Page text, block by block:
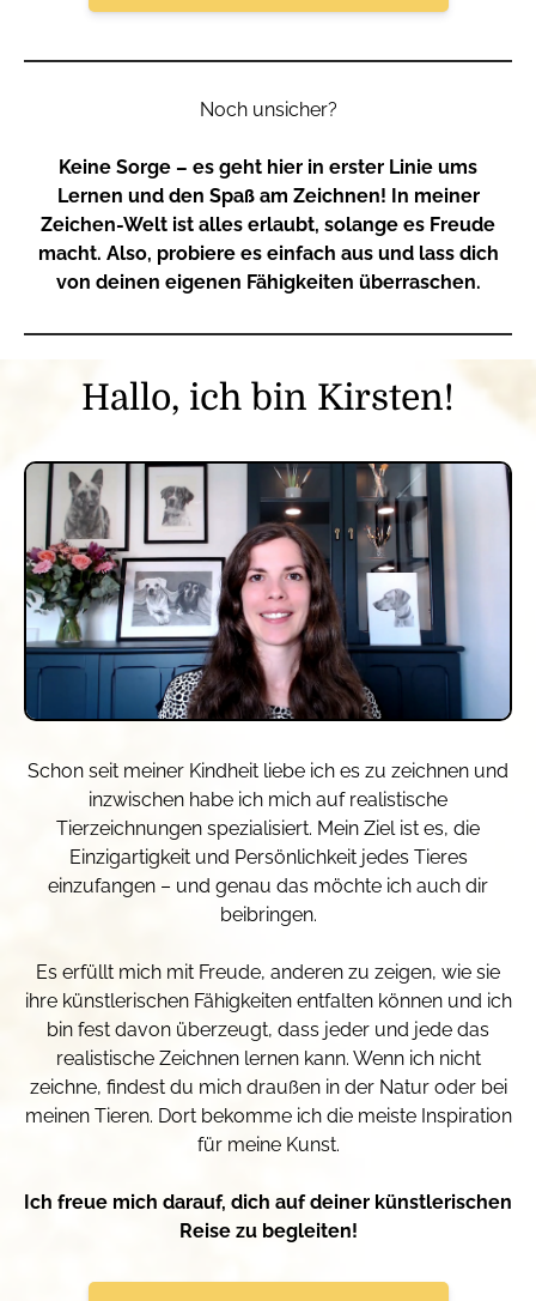
Noch unsicher?
Keine Sorge – es geht hier in erster Linie ums
Lernen und den Spaß am Zeichnen! In meiner
Zeichen-Welt ist alles erlaubt, solange es Freude
macht. Also, probiere es einfach aus und lass dich
von deinen eigenen Fähigkeiten überraschen.
Hallo, ich bin Kirsten!
Schon seit meiner Kindheit liebe ich es zu zeichnen und
inzwischen habe ich mich auf realistische
Tierzeichnungen spezialisiert. Mein Ziel ist es, die
Einzigartigkeit und Persönlichkeit jedes Tieres
einzufangen – und genau das möchte ich auch dir
beibringen.
Es erfüllt mich mit Freude, anderen zu zeigen, wie sie
ihre künstlerischen Fähigkeiten entfalten können und ich
bin fest davon überzeugt, dass jeder und jede das
realistische Zeichnen lernen kann. Wenn ich nicht
zeichne, findest du mich draußen in der Natur oder bei
meinen Tieren. Dort bekomme ich die meiste Inspiration
für meine Kunst.
Ich freue mich darauf, dich auf deiner künstlerischen
Reise zu begleiten!